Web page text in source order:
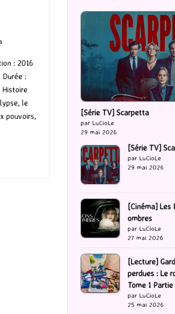
: 2016
:
Histoire
le
pouvoirs,
[Série TV] Scarpetta
par LuCioLe
29 mai 2026
[Série TV]
par LuCioLe
29 mai 2026
[Cinéma] Les
ombres
par LuCioLe
27 mai 2026
[Lecture]
perdues : Le
Tome 1 Partie
par LuCioLe
25 mai 2026